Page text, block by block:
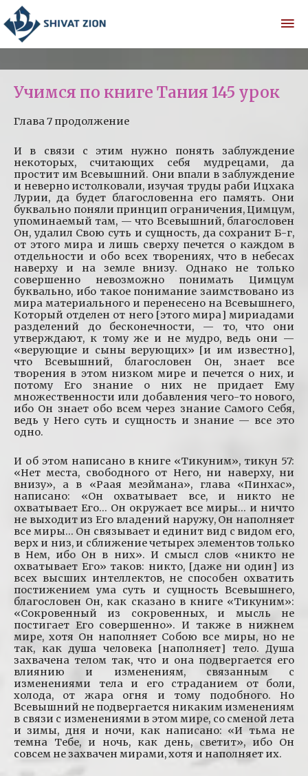
Учимся по книге Тания 145 урок
Глава 7 продолжение
И в связи с этим нужно понять заблуждение
некоторых, считающих себя мудрецами, да
простит им Всевышний. Они впали в заблуждение
и неверно истолковали, изучая труды раби Ицхака
Лурии, да будет благословенна его память. Они
буквально поняли принцип ограничения, Цимцум,
упоминаемый там, — что Всевышний, благословен
Он, удалил Свою суть и сущность, да сохранит Б-г,
от этого мира и лишь сверху печется о каждом в
отдельности и обо всех творениях, что в небесах
наверху и на земле внизу. Однако не только
совершенно невозможно понимать Цимцум
буквально, ибо такое понимание заимствовано из
мира материального и перенесено на Всевышнего,
Который отделен от него [этого мира] мириадами
разделений до бесконечности, — то, что они
утверждают, к тому же и не мудро, ведь они —
«верующие и сыны верующих» [и им известно],
что Всевышний, благословен Он, знает все
творения в этом низком мире и печется о них, и
потому Его знание о них не придает Ему
множественности или добавления чего-то нового,
ибо Он знает обо всем через знание Самого Себя,
ведь у Него суть и сущность и знание — все это
одно.
И об этом написано в книге «Тикуним», тикун 57:
«Нет места, свободного от Него, ни наверху, ни
внизу», а в «Раая меэймана», глава «Пинхас»,
написано: «Он охватывает все, и никто не
охватывает Его… Он окружает все миры… и ничто
не выходит из Его владений наружу, Он наполняет
все миры… Он связывает и единит вид с видом его,
верх и низ, и сближение четырех элементов только
в Нем, ибо Он в них». И смысл слов «никто не
охватывает Его» таков: никто, [даже ни один] из
всех высших интеллектов, не способен охватить
постижением ума суть и сущность Всевышнего,
благословен Он, как сказано в книге «Тикуним»:
«Сокровенный из сокровенных, и мысль не
постигает Его совершенно». И также в нижнем
мире, хотя Он наполняет Собою все миры, но не
так, как душа человека [наполняет] тело. Душа
захвачена телом так, что и она подвергается его
влиянию и изменениям, связанным с
изменениями тела и его страданием от боли,
холода, от жара огня и тому подобного. Но
Всевышний не подвергается никаким изменениям
в связи с изменениями в этом мире, со сменой лета
и зимы, дня и ночи, как написано: «И тьма не
темна Тебе, и ночь, как день, светит», ибо Он
совсем не захвачен мирами, хотя и наполняет их.